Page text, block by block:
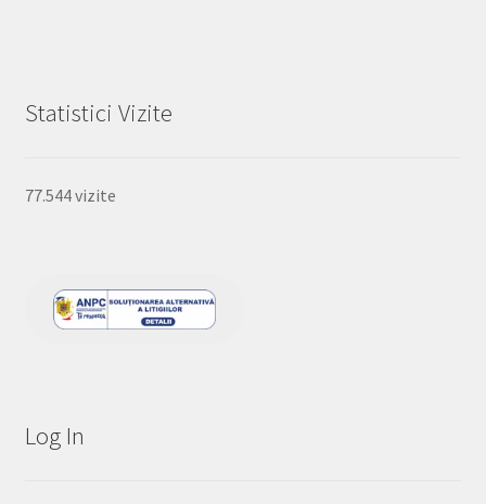
Statistici Vizite
77.544 vizite
Log In